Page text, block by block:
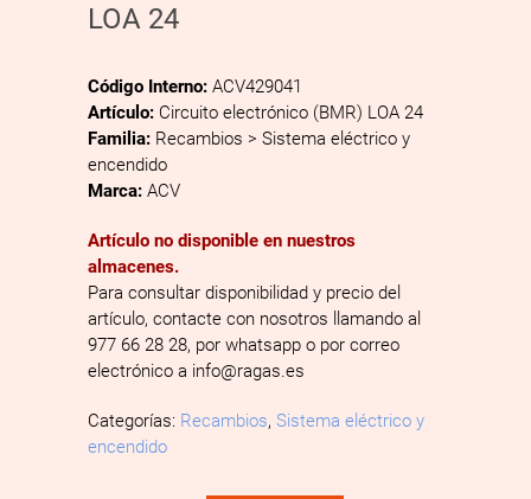
LOA 24
Código Interno: ACV429041
Artículo: Circuito electrónico (BMR) LOA 24
Familia: Recambios > Sistema eléctrico y
encendido
Marca: ACV
Artículo no disponible en nuestros
almacenes.
Para consultar disponibilidad y precio del
artículo, contacte con nosotros llamando al
977 66 28 28, por whatsapp o por correo
electrónico a info@ragas.es
Categorías: Recambios, Sistema eléctrico y
encendido